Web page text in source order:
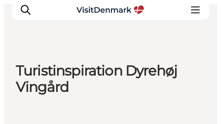
Inspiration
Destinationer
Turistinspiration Dyrehøj
Vingård